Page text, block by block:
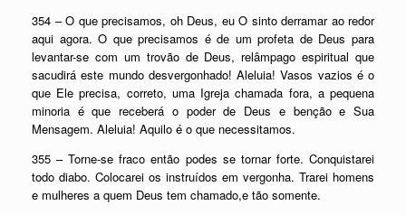
354 – O que precisamos, oh Deus, eu O sinto derramar ao redor
aqui agora. O que precisamos é de um profeta de Deus para
levantar-se com um trovão de Deus, relâmpago espiritual que
sacudirá este mundo desvergonhado! Aleluia! Vasos vazios é o
que Ele precisa, correto, uma Igreja chamada fora, a pequena
minoria é que receberá o poder de Deus e benção e Sua
Mensagem. Aleluia! Aquilo é o que necessitamos.
355 – Torne-se fraco então podes se tornar forte. Conquistarei
todo diabo. Colocarei os instruídos em vergonha. Trarei homens
e mulheres a quem Deus tem chamado,e tão somente.